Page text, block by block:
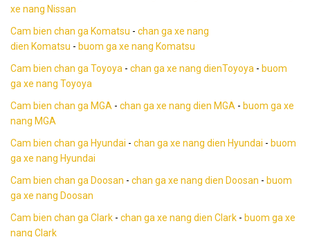
xe nang Nissan
Cam bien chan ga Komatsu - chan ga xe nang
dien Komatsu - buom ga xe nang Komatsu
Cam bien chan ga Toyoya - chan ga xe nang dienToyoya - buom
ga xe nang Toyoya
Cam bien chan ga MGA - chan ga xe nang dien MGA - buom ga xe
nang MGA
Cam bien chan ga Hyundai - chan ga xe nang dien Hyundai - buom
ga xe nang Hyundai
Cam bien chan ga Doosan - chan ga xe nang dien Doosan - buom
ga xe nang Doosan
Cam bien chan ga Clark - chan ga xe nang dien Clark - buom ga xe
nang Clark